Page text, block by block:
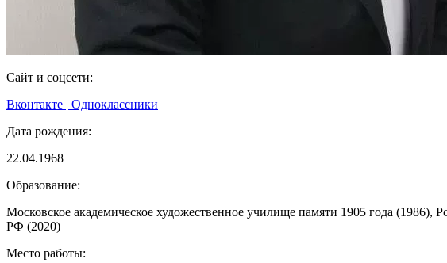
Сайт и соцсети:
Вконтакте | Одноклассники
Дата рождения:
22.04.1968
Образование:
Московское академическое художественное училище памяти 1905 года (1986),
РФ (2020)
Место работы: